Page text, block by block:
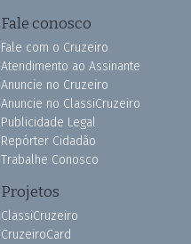
Fale conosco
Fale com o Cruzeiro
Atendimento ao Assinante
Anuncie no Cruzeiro
Anuncie no ClassiCruzeiro
Publicidade Legal
Repórter Cidadão
Trabalhe Conosco
Projetos
ClassiCruzeiro
CruzeiroCard